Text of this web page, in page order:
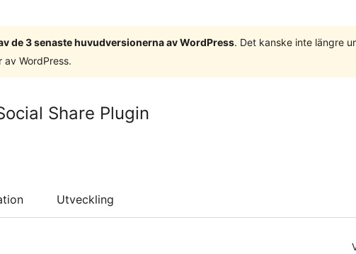
de 3 senaste huvudversionerna av WordPress. Det kanske inte längre
WordPress.
Share Plugin
Utveckling